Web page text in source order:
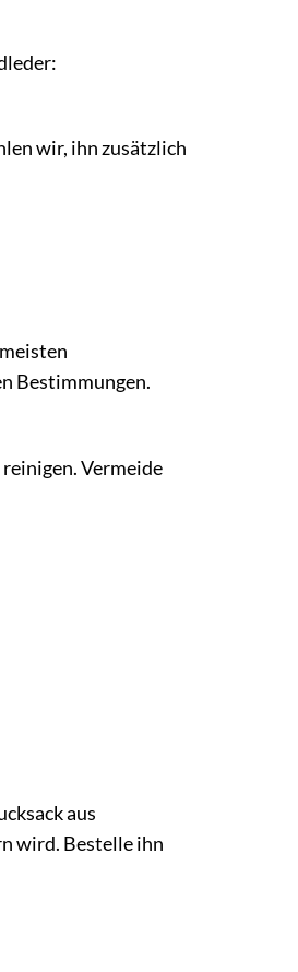
wir, ihn zusätzlich
Bestimmungen.
Vermeide
aus
wird. Bestelle ihn